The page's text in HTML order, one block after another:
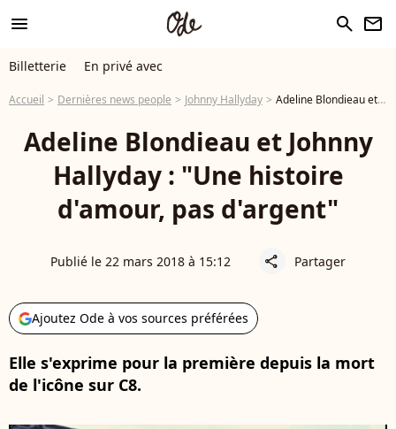
menu search newsletter
Billetterie En privé avec
Accueil Dernières news people Johnny Hallyday Adeline Blondieau et Johnny Hallyday : "Une histoire d'amour, pas d'argent"
Adeline Blondieau et Johnny
Hallyday : "Une histoire
d'amour, pas d'argent"
Publié le 22 mars 2018 à 15:12 share Partager
Ajoutez Ode à vos sources préférées
Elle s'exprime pour la première depuis la mort
de l'icône sur C8.